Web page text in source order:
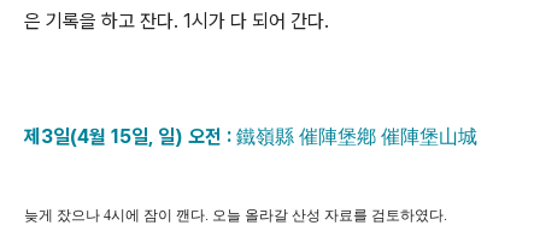
은 기록을 하고 잔다. 1시가 다 되어 간다.
제3일(4월 15일, 일) 오전 : 鐵嶺縣 催陣堡鄕 催陣堡山城
늦게 잤으나 4시에 잠이 깬다. 오늘 올라갈 산성 자료를 검토하였다.